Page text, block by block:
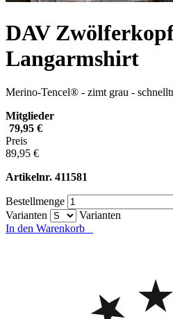
DAV
Langarmshirt
Merino-Tencel® - zimt grau -
Mitglieder
79,95 €
Preis
89,95 €
Artikelnr. 411581
Bestellmenge
Varianten
Varianten
In den Warenkorb